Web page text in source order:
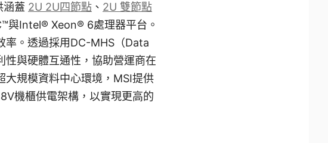
涵蓋 2U 2U四節點 、 2U 雙節點
與Intel® Xeon® 6處理器平台。
率。透過採用DC-MHS（Data
與硬體互通性，協助營運商在
大規模資料中心環境，MSI提供
機櫃供電架構，以實現更高的